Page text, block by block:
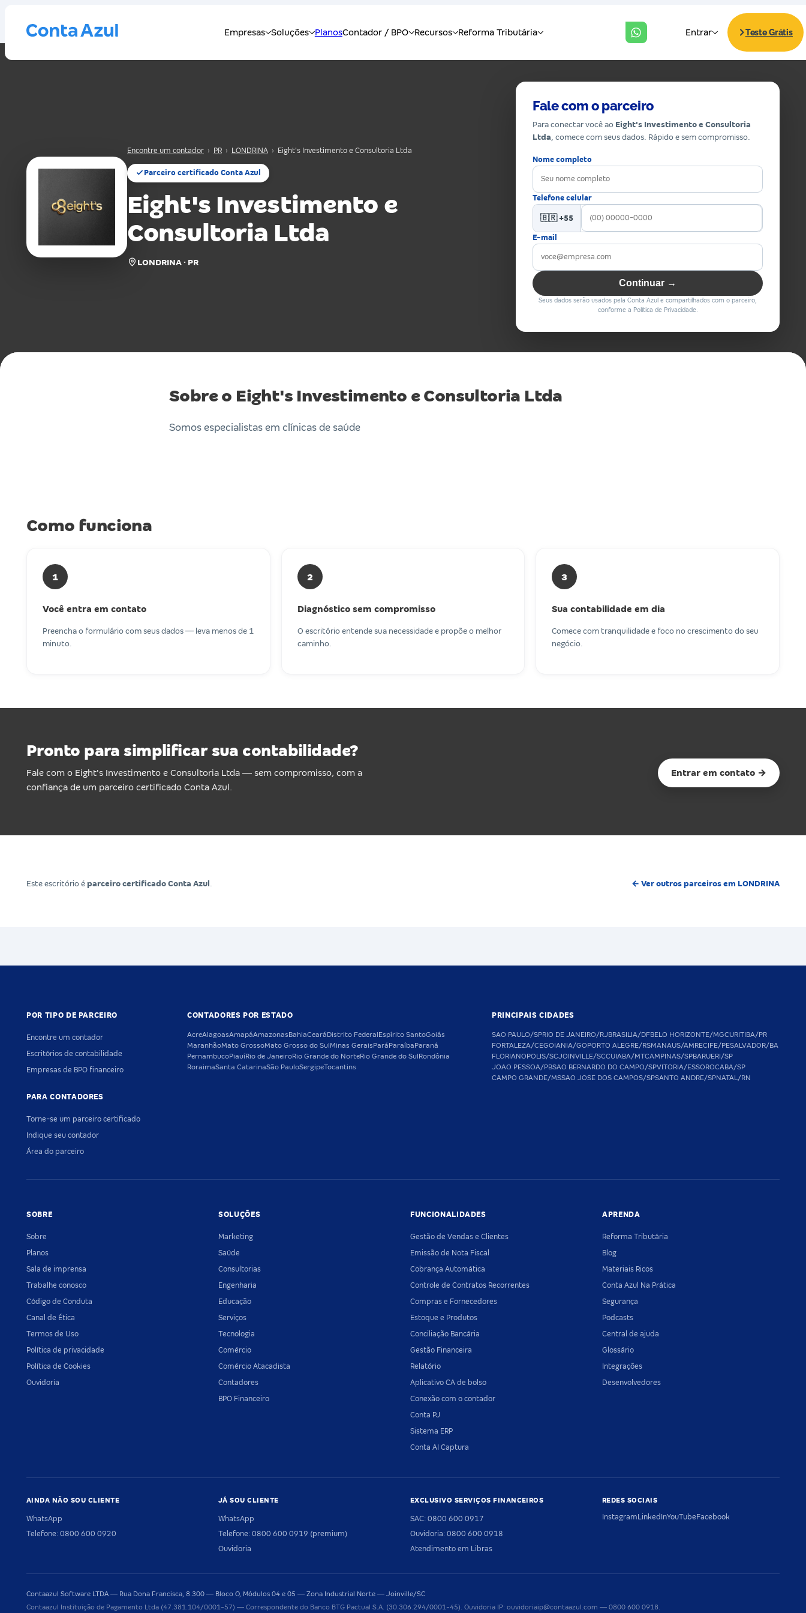
Encontre um contador › PR › LONDRINA › Eight's Investimento e Consultoria Ltda
Parceiro certificado Conta Azul
Eight's Investimento e
Consultoria Ltda
LONDRINA · PR
Fale com o parceiro
Para conectar você ao Eight's Investimento e Consultoria
Ltda, comece com seus dados. Rápido e sem compromisso.
Nome completo
Telefone celular
🇧🇷 +55
E-mail
Continuar →
Seus dados serão usados pela Conta Azul e compartilhados com o parceiro,
conforme a Política de Privacidade.
Sobre o Eight's Investimento e Consultoria Ltda
Somos especialistas em clínicas de saúde
Como funciona
1
Você entra em contato
Preencha o formulário com seus dados — leva menos de 1
minuto.
2
Diagnóstico sem compromisso
O escritório entende sua necessidade e propõe o melhor
caminho.
3
Sua contabilidade em dia
Comece com tranquilidade e foco no crescimento do seu
negócio.
Pronto para simplificar sua contabilidade?
Fale com o Eight's Investimento e Consultoria Ltda — sem compromisso, com a
confiança de um parceiro certificado Conta Azul.
Entrar em contato →
Este escritório é parceiro certificado Conta Azul . ← Ver outros parceiros em LONDRINA
POR TIPO DE PARCEIRO
Encontre um contador
Escritórios de contabilidade
Empresas de BPO financeiro
PARA CONTADORES
Torne-se um parceiro certificado
Indique seu contador
Área do parceiro
CONTADORES POR ESTADO
AcreAlagoasAmapáAmazonasBahiaCearáDistrito FederalEspírito SantoGoiás
MaranhãoMato GrossoMato Grosso do SulMinas GeraisParáParaíbaParaná
PernambucoPiauíRio de JaneiroRio Grande do NorteRio Grande do SulRondônia
RoraimaSanta CatarinaSão PauloSergipeTocantins
PRINCIPAIS CIDADES
SAO PAULO/SPRIO DE JANEIRO/RJBRASILIA/DFBELO HORIZONTE/MGCURITIBA/PR
FORTALEZA/CEGOIANIA/GOPORTO ALEGRE/RSMANAUS/AMRECIFE/PESALVADOR/BA
FLORIANOPOLIS/SCJOINVILLE/SCCUIABA/MTCAMPINAS/SPBARUERI/SP
JOAO PESSOA/PBSAO BERNARDO DO CAMPO/SPVITORIA/ESSOROCABA/SP
CAMPO GRANDE/MSSAO JOSE DOS CAMPOS/SPSANTO ANDRE/SPNATAL/RN
SOBRE
Sobre
Planos
Sala de imprensa
Trabalhe conosco
Código de Conduta
Canal de Ética
Termos de Uso
Política de privacidade
Política de Cookies
Ouvidoria
SOLUÇÕES
Marketing
Saúde
Consultorias
Engenharia
Educação
Serviços
Tecnologia
Comércio
Comércio Atacadista
Contadores
BPO Financeiro
FUNCIONALIDADES
Gestão de Vendas e Clientes
Emissão de Nota Fiscal
Cobrança Automática
Controle de Contratos Recorrentes
Compras e Fornecedores
Estoque e Produtos
Conciliação Bancária
Gestão Financeira
Relatório
Aplicativo CA de bolso
Conexão com o contador
Conta PJ
Sistema ERP
Conta AI Captura
APRENDA
Reforma Tributária
Blog
Materiais Ricos
Conta Azul Na Prática
Segurança
Podcasts
Central de ajuda
Glossário
Integrações
Desenvolvedores
AINDA NÃO SOU CLIENTE
WhatsApp
Telefone: 0800 600 0920
JÁ SOU CLIENTE
WhatsApp
Telefone: 0800 600 0919 (premium)
Ouvidoria
EXCLUSIVO SERVIÇOS FINANCEIROS
SAC: 0800 600 0917
Ouvidoria: 0800 600 0918
Atendimento em Libras
REDES SOCIAIS
InstagramLinkedInYouTubeFacebook
Contaazul Software LTDA — Rua Dona Francisca, 8.300 — Bloco O, Módulos 04 e 05 — Zona Industrial Norte — Joinville/SC
Contaazul Instituição de Pagamento Ltda (47.381.104/0001-57) — Correspondente do Banco BTG Pactual S.A. (30.306.294/0001-45). Ouvidoria IP: ouvidoriaip@contaazul.com — 0800 600 0918.